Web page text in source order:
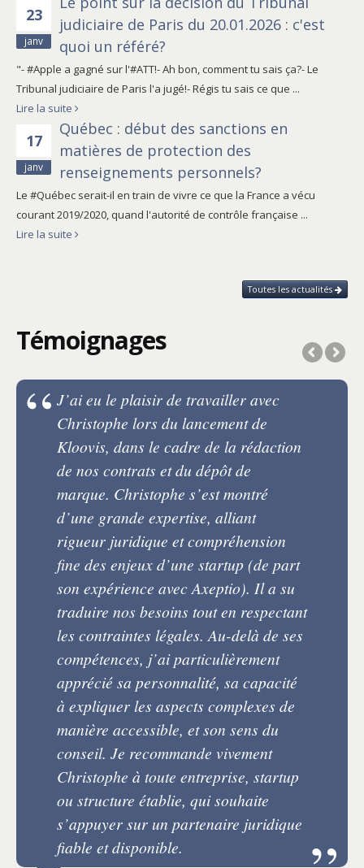
23
janv
judiciaire de Paris du 20.01.2026 : c'est
quoi un référé?
"- #Apple a gagné sur l'#ATT!- Ah bon, comment tu sais ça?- Le
Tribunal judiciaire de Paris l'a jugé!- Régis tu sais ce que ...
Lire la suite
17
janv
Québec : début des sanctions en
matières de protection des
renseignements personnels?
Le #Québec serait-il en train de vivre ce que la France a vécu
courant 2019/2020, quand l'autorité de contrôle française ...
Lire la suite
Toutes les actualités
Témoignages
J’ai eu le plaisir de travailler avec
Christophe lors du lancement de
Kloovis, dans le cadre de la rédaction
de nos contrats et du dépôt de
marque. Christophe s’est montré
d’une grande expertise, alliant
rigueur juridique et compréhension
fine des enjeux d’une startup (de part
son expérience avec Axeptio). Il a su
traduire nos besoins tout en respectant
les contraintes légales. Au-delà de ses
compétences, j’ai particulièrement
apprécié sa personnalité, sa capacité
à expliquer les aspects complexes de
manière accessible, et son sens du
conseil. Je recommande vivement
Christophe à toute entreprise, startup
ou structure établie, qui souhaite
s’appuyer sur un partenaire juridique
fiable et disponible.